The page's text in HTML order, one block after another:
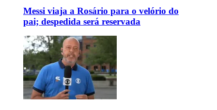
Messi viaja a Rosário para o velório do
pai; despedida será reservada